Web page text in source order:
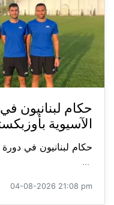
حكام لبنانيون
الآسيوية
حكام لبنانيون في دورة
...
04-08-2026 21:08 pm